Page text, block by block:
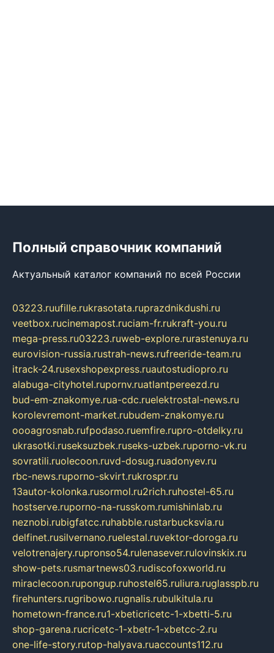
Полный справочник компаний
Актуальный каталог компаний по всей России
03223.ruufille.rukrasotata.ruprazdnikdushi.ru
veetbox.rucinemapost.ruciam-fr.rukraft-you.ru
mega-press.ru03223.ruweb-explore.rurastenuya.ru
eurovision-russia.rustrah-news.rufreeride-team.ru
itrack-24.rusexshopexpress.ruautostudiopro.ru
alabuga-cityhotel.rupornv.ruatlantpereezd.ru
bud-em-znakomye.rua-cdc.ruelektrostal-news.ru
korolevremont-market.rubudem-znakomye.ru
oooagrosnab.rufpodaso.ruemfire.rupro-otdelky.ru
ukrasotki.ruseksuzbek.ruseks-uzbek.ruporno-vk.ru
sovratili.ruolecoon.ruvd-dosug.ruadonyev.ru
rbc-news.ruporno-skvirt.rukrospr.ru
13autor-kolonka.rusormol.ru2rich.ruhostel-65.ru
hostserve.ruporno-na-russkom.rumishinlab.ru
neznobi.rubigfatcc.ruhabble.rustarbucksvia.ru
delfinet.rusilvernano.ruelestal.ruvektor-doroga.ru
velotrenajery.rupronso54.rulenasever.rulovinskix.ru
show-pets.rusmartnews03.rudiscofoxworld.ru
miraclecoon.rupongup.ruhostel65.ruliura.ruglasspb.ru
firehunters.rugribowo.rugnalis.rubulkitula.ru
hometown-france.ru1-xbeticricetc-1-xbetti-5.ru
shop-garena.rucricetc-1-xbetr-1-xbetcc-2.ru
one-life-story.rutop-halyava.ruaccounts112.ru